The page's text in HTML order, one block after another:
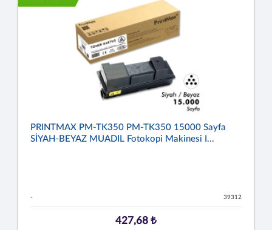
PRINTMAX PM-TK350 PM-TK350 15000 Sayfa
SİYAH-BEYAZ MUADIL Fotokopi Makinesi I...
- 39312
427,68 ₺